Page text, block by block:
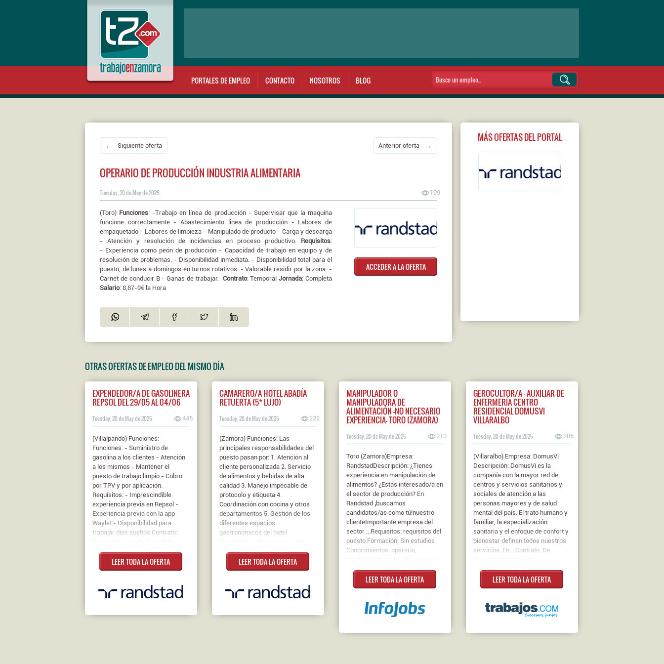
PORTALES DE EMPLEO CONTACTO NOSOTROS BLOG
← Siguiente oferta Anterior oferta →
OPERARIO DE PRODUCCIÓN INDUSTRIA ALIMENTARIA
Tuesday, 20 de May de 2025 199
(Toro) Funciones: -Trabajo en línea de producción - Supervisar que la maquina
funcione correctamente - Abastecimiento linea de producción - Labores de
empaquetado - Labores de limpieza - Manipulado de producto - Carga y descarga
- Atención y resolución de incidencias en proceso productivo. Requisitos:
- Experiencia como peón de producción - Capacidad de trabajo en equipo y de
resolución de problemas. - Disponibilidad inmediata. - Disponibilidad total para el
puesto, de lunes a domingos en turnos rotativos. - Valorable residir por la zona. -
Carnet de conducir B - Ganas de trabajar. Contrato: TemporalJornada: Completa
Salario: 8,87-9€ la Hora
ACCEDER A LA OFERTA
MÁS OFERTAS DEL PORTAL
OTRAS OFERTAS DE EMPLEO DEL MISMO DÍA
EXPENDEDOR/A DE GASOLINERA
REPSOL DEL 29/05 AL 04/06
Tuesday, 20 de May de 2025 445
(Villalpando) Funciones:
Funciones: - Suministro de
gasolina a los clientes - Atención
a los mismos - Mantener el
puesto de trabajo limpio - Cobro
por TPV y por aplicación.
Requisitos: - Imprescindible
experiencia previa en Repsol -
Experiencia previa con la app
Waylet - Disponibilidad para
trabajar días sueltos Contrato:
Salario: 8,93-10€ la Hora
LEER TODA LA OFERTA
CAMARERO/A HOTEL ABADÍA
RETUERTA (5* LUJO)
Tuesday, 20 de May de 2025 222
(Zamora) Funciones: Las
principales responsabilidades del
puesto pasan por: 1. Atención al
cliente personalizada 2. Servicio
de alimentos y bebidas de alta
calidad 3. Manejo impecable de
protocolo y etiqueta 4.
Coordinación con cocina y otros
departamentos 5. Gestión de los
diferentes espacios
gastronómicos del hotel
Camarero/a en establecimientos
de lujo / Estrella Michelin -
Disponibilidad para trabajar toda
octubre) - Vehículo propio -
Valorable formación en hostelería
incorporación a plantilla Jornada:
LEER TODA LA OFERTA
MANIPULADOR O
MANIPULADORA DE
ALIMENTACIÓN -NO NECESARIO
EXPERIENCIA- TORO (ZAMORA)
Tuesday, 20 de May de 2025 213
Toro (Zamora)Empresa:
RandstadDescripción: ¿Tienes
experiencia en manipulación de
alimentos? ¿Estás interesado/a en
el sector de producción? En
Randstad ¡buscamos
candidatos/as como tú!nuestro
clienteImportante empresa del
sector ...Requisitos: requisitos del
puesto Formación: Sin estudios
Conocimientos: operario,
coche si resides en Zamora
capital (hay bus de empresa hasta
Toro de lunes a viernes); si
también quieres trabajar los fines
de semana el coche es
de lunes a sábado (M/T/N).-
LEER TODA LA OFERTA
GEROCULTOR/A - AUXILIAR DE
ENFERMERÍA CENTRO
RESIDENCIAL DOMUSVI
VILLARALBO
Tuesday, 20 de May de 2025 205
(Villaralbo) Empresa: DomusVi
Descripción: DomusVi es la
compañía con la mayor red de
centros y servicios sanitarios y
sociales de atención a las
personas mayores y de salud
mental del país. El trato humano y
familiar, la especialización
sanitaria y el enfoque de confort y
bienestar definen todos nuestros
servicios. En... Contrato: De
LEER TODA LA OFERTA